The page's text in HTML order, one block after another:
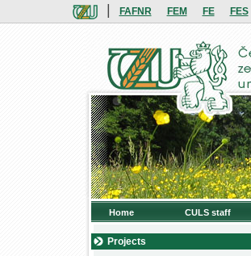
FAFNR FEM FE FES
Home CULS staff
Projects